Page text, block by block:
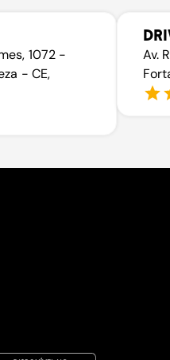
1072 -
- CE,
Av.